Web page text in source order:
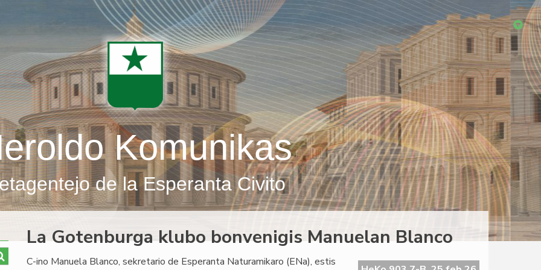
Komunikas
de la Esperanta Civito
La Gotenburga klubo bonvenigis Manuelan Blanco
C-ino Manuela Blanco, sekretario de Esperanta Naturamikaro (ENa), estis